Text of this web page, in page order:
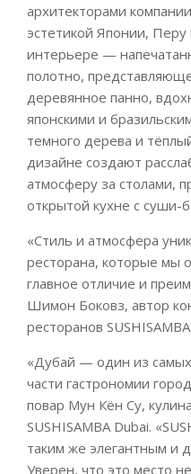
архитекторами
эстетикой Японии,
интерьере —
полотно,
деревянное панно,
японскими и
темного дерева и
дизайне создают
атмосферу за столами,
открытой кухне с суши-
«Стиль и атмосфера
ресторана, которые мы
главное отличие и
Шимон Боковз, автор
ресторанов SUSHISAMBA.
«Дубай — один из
части гастрономии
повар Мун Кён Су,
SUSHISAMBA Dubai.
таким же элегантным и
Уверен, что это место